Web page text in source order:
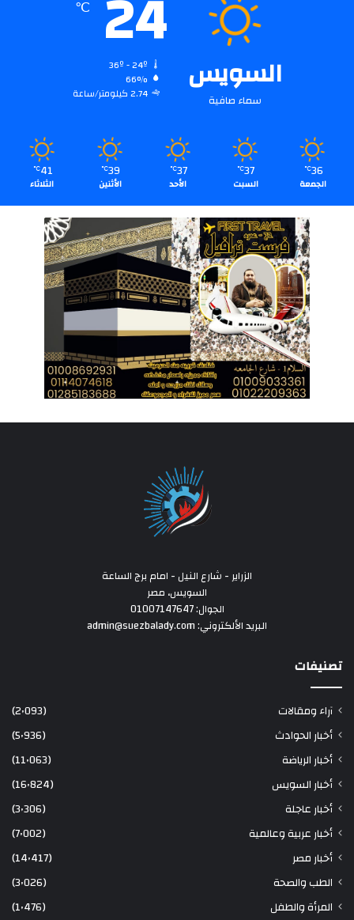
السويس
سماء صافية
24
℃
66%
2.74 كيلومتر/ساعة
36
℃
الجمعة
37
℃
السبت
37
℃
الأحد
39
℃
الأثنين
41
℃
الثلاثاء
الزراير - شارع النيل - امام برج الساعة
السويس، مصر
الجوال: 01007147647
البريد الألكتروني: admin@suezbalady.com
تصنيفات
آراء ومقالات
(2٬093)
أخبار الحوادث
(5٬936)
أخبار الرياضة
(11٬063)
أخبار السويس
(16٬824)
أخبار عاجلة
(3٬306)
أخبار عربية وعالمية
(7٬002)
أخبار مصر
(14٬417)
الطب والصحة
(3٬026)
المرأة والطفل
(1٬476)